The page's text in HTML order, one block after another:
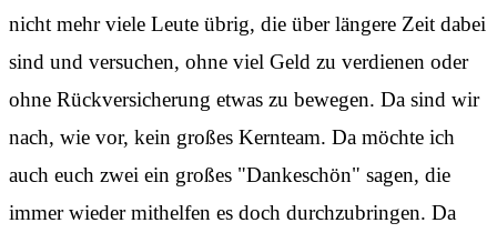
nicht mehr viele Leute übrig, die über längere Zeit dabei
sind und versuchen, ohne viel Geld zu verdienen oder
ohne Rückversicherung etwas zu bewegen. Da sind wir
nach, wie vor, kein großes Kernteam. Da möchte ich
auch euch zwei ein großes "Dankeschön" sagen, die
immer wieder mithelfen es doch durchzubringen. Da